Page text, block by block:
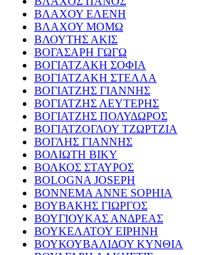
ΒΛΑΧΟΥ ΕΛΕΝΗ
ΒΛΑΧΟΥ ΜΟΜΩ
ΒΛΟΥΤΗΣ ΑΚΙΣ
ΒΟΓΑΣΑΡΗ ΓΩΓΩ
ΒΟΓΙΑΤΖΑΚΗ ΣΟΦΙΑ
ΒΟΓΙΑΤΖΑΚΗ ΣΤΕΛΛΑ
ΒΟΓΙΑΤΖΗΣ ΓΙΑΝΝΗΣ
ΒΟΓΙΑΤΖΗΣ ΛΕΥΤΕΡΗΣ
ΒΟΓΙΑΤΖΗΣ ΠΟΛΥΔΩΡΟΣ
ΒΟΓΙΑΤΖΟΓΛΟΥ ΤΖΩΡΤΖΙΑ
ΒΟΓΛΗΣ ΓΙΑΝΝΗΣ
ΒΟΛΙΩΤΗ ΒΙΚΥ
ΒΟΛΚΟΣ ΣΤΑΥΡΟΣ
BOLOGNA JOSEPH
BONNEMA ANNE SOPHIA
ΒΟΥΒΑΚΗΣ ΓΙΩΡΓΟΣ
ΒΟΥΓΙΟΥΚΑΣ ΑΝΔΡΕΑΣ
ΒΟΥΚΕΛΑΤΟΥ ΕΙΡΗΝΗ
ΒΟΥΚΟΥΒΑΛΙΔΟΥ ΚΥΝΘΙΑ